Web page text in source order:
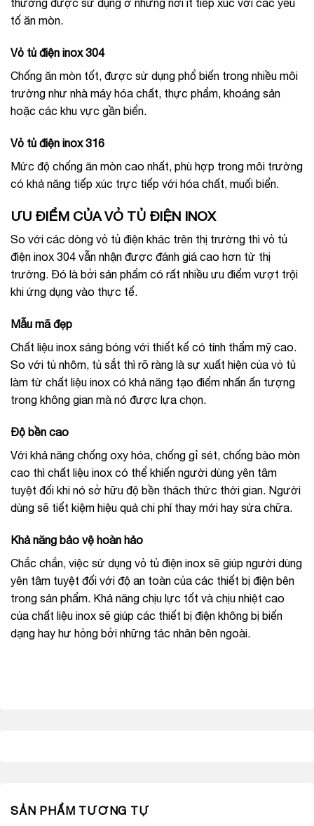
thường được sử dụng ở những nơi ít tiếp xúc với các yếu
tố ăn mòn.
Vỏ tủ điện inox 304
Chống ăn mòn tốt, được sử dụng phổ biến trong nhiều môi
trường như nhà máy hóa chất, thực phẩm, khoáng sản
hoặc các khu vực gần biển.
Vỏ tủ điện inox 316
Mức độ chống ăn mòn cao nhất, phù hợp trong môi trường
có khả năng tiếp xúc trực tiếp với hóa chất, muối biển.
ƯU ĐIỂM CỦA VỎ TỦ ĐIỆN INOX
So với các dòng vỏ tủ điện khác trên thị trường thì vỏ tủ
điện inox 304 vẫn nhận được đánh giá cao hơn từ thị
trường. Đó là bởi sản phẩm có rất nhiều ưu điểm vượt trội
khi ứng dụng vào thực tế.
Mẫu mã đẹp
Chất liệu inox sáng bóng với thiết kế có tính thẩm mỹ cao.
So với tủ nhôm, tủ sắt thì rõ ràng là sự xuất hiện của vỏ tủ
làm từ chất liệu inox có khả năng tạo điểm nhấn ấn tượng
trong không gian mà nó được lựa chọn.
Độ bền cao
Với khả năng chống oxy hóa, chống gỉ sét, chống bào mòn
cao thì chất liệu inox có thể khiến người dùng yên tâm
tuyệt đối khi nó sở hữu độ bền thách thức thời gian. Người
dùng sẽ tiết kiệm hiệu quả chi phí thay mới hay sửa chữa.
Khả năng bảo vệ hoàn hảo
Chắc chắn, việc sử dụng vỏ tủ điện inox sẽ giúp người dùng
yên tâm tuyệt đối với độ an toàn của các thiết bị điện bên
trong sản phẩm. Khả năng chịu lực tốt và chịu nhiệt cao
của chất liệu inox sẽ giúp các thiết bị điện không bị biến
dạng hay hư hỏng bởi những tác nhân bên ngoài.
SẢN PHẨM TƯƠNG TỰ